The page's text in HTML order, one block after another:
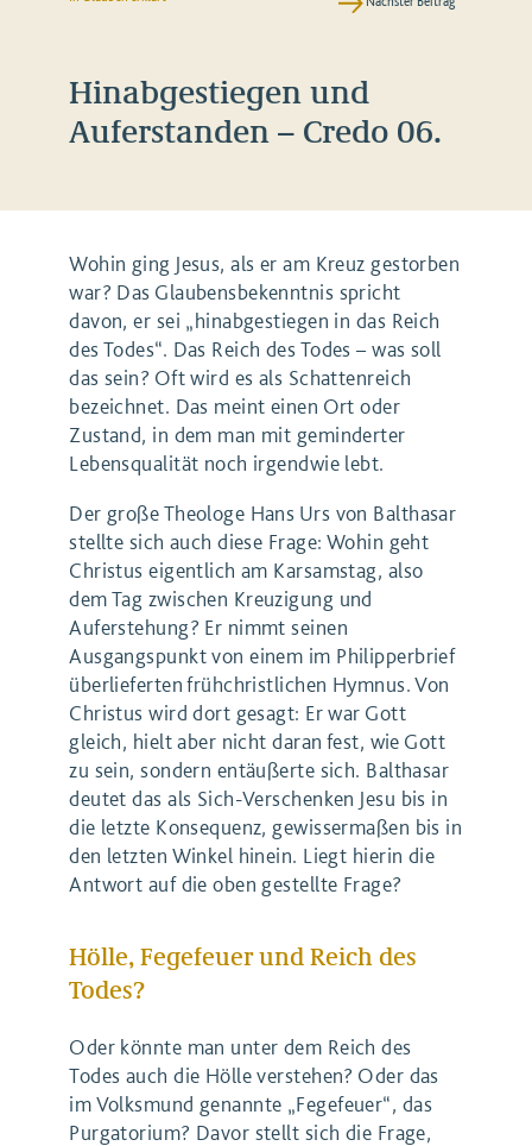
Hinabgestiegen und
Auferstanden – Credo 06.
Wohin ging Jesus, als er am Kreuz gestorben
war? Das Glaubensbekenntnis spricht
davon, er sei „hinabgestiegen in das Reich
des Todes“. Das Reich des Todes – was soll
das sein? Oft wird es als Schattenreich
bezeichnet. Das meint einen Ort oder
Zustand, in dem man mit geminderter
Lebensqualität noch irgendwie lebt.
Der große Theologe Hans Urs von Balthasar
stellte sich auch diese Frage: Wohin geht
Christus eigentlich am Karsamstag, also
dem Tag zwischen Kreuzigung und
Auferstehung? Er nimmt seinen
Ausgangspunkt von einem im Philipperbrief
überlieferten frühchristlichen Hymnus. Von
Christus wird dort gesagt: Er war Gott
gleich, hielt aber nicht daran fest, wie Gott
zu sein, sondern entäußerte sich. Balthasar
deutet das als Sich-Verschenken Jesu bis in
die letzte Konsequenz, gewissermaßen bis in
den letzten Winkel hinein. Liegt hierin die
Antwort auf die oben gestellte Frage?
Hölle, Fegefeuer und Reich des
Todes?
Oder könnte man unter dem Reich des
Todes auch die Hölle verstehen? Oder das
im Volksmund genannte „Fegefeuer“, das
Purgatorium? Davor stellt sich die Frage,